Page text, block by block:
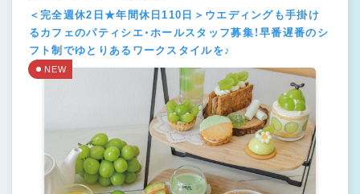
＜完全週休2日★年間休日110日＞ウエディングも手掛け
るカフェのパティシエ・ホールスタッフ募集！早番遅番のシ
フト制でゆとりあるワークスタイルを♪
NEW